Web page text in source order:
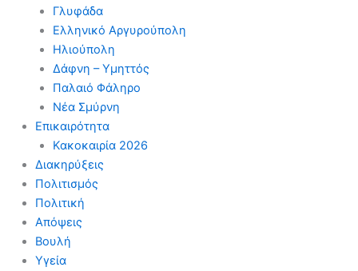
Γλυφάδα
Ελληνικό Αργυρούπολη
Ηλιούπολη
Δάφνη – Υμηττός
Παλαιό Φάληρο
Νέα Σμύρνη
Επικαιρότητα
Κακοκαιρία 2026
Διακηρύξεις
Πολιτισμός
Πολιτική
Απόψεις
Βουλή
Υγεία